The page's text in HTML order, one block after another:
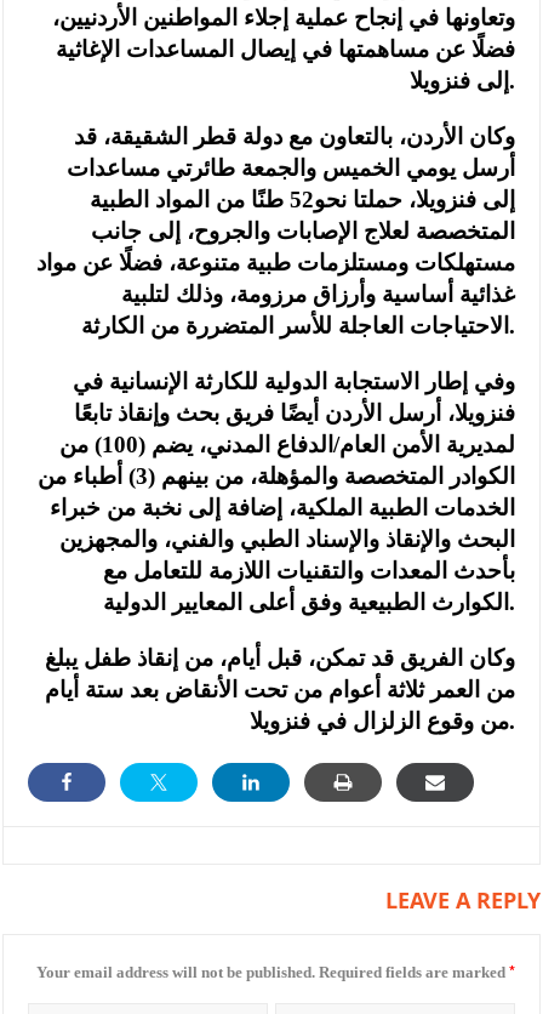
وتعاونها في إنجاح عملية إجلاء المواطنين الأردنيين،
فضلًا عن مساهمتها في إيصال المساعدات الإغاثية
إلى فنزويلا.
وكان الأردن، بالتعاون مع دولة قطر الشقيقة، قد
أرسل يومي الخميس والجمعة طائرتي مساعدات
إلى فنزويلا، حملتا نحو52 طنًا من المواد الطبية
المتخصصة لعلاج الإصابات والجروح، إلى جانب
مستهلكات ومستلزمات طبية متنوعة، فضلًا عن مواد
غذائية أساسية وأرزاق مرزومة، وذلك لتلبية
الاحتياجات العاجلة للأسر المتضررة من الكارثة.
وفي إطار الاستجابة الدولية للكارثة الإنسانية في
فنزويلا، أرسل الأردن أيضًا فريق بحث وإنقاذ تابعًا
لمديرية الأمن العام/الدفاع المدني، يضم (100) من
الكوادر المتخصصة والمؤهلة، من بينهم (3) أطباء من
الخدمات الطبية الملكية، إضافة إلى نخبة من خبراء
البحث والإنقاذ والإسناد الطبي والفني، والمجهزين
بأحدث المعدات والتقنيات اللازمة للتعامل مع
الكوارث الطبيعية وفق أعلى المعايير الدولية.
وكان الفريق قد تمكن، قبل أيام، من إنقاذ طفل يبلغ
من العمر ثلاثة أعوام من تحت الأنقاض بعد ستة أيام
من وقوع الزلزال في فنزويلا.
LEAVE A REPLY
Your email address will not be published. Required fields are marked *